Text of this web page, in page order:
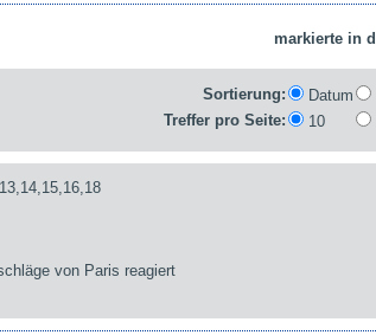
Sortierung: Datum
Treffer pro Seite:
10
von Paris reagiert